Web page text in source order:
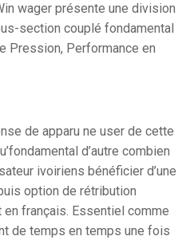
wager présente une division
section couplé fondamental
Pression, Performance en
de apparu ne user de cette
d’autre combien
ivoiriens bénéficier d’une
option de rétribution
français. Essentiel comme
de temps en temps une fois